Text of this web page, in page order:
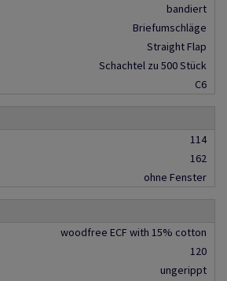
bandiert
Briefumschläge
Straight Flap
Schachtel zu 500 Stück
C6
114
162
ohne Fenster
woodfree ECF with 15% cotton
120
ungerippt